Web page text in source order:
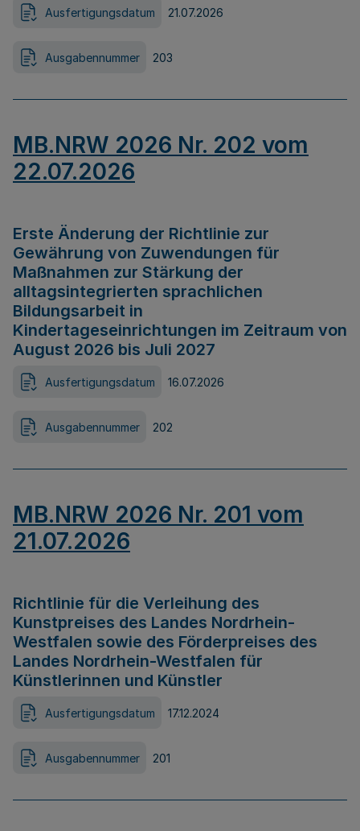
Ausfertigungsdatum 21.07.2026
Ausgabennummer 203
MB.NRW 2026 Nr. 202 vom
22.07.2026
Erste Änderung der Richtlinie zur
Gewährung von Zuwendungen für
Maßnahmen zur Stärkung der
alltagsintegrierten sprachlichen
Bildungsarbeit in
Kindertageseinrichtungen im Zeitraum von
August 2026 bis Juli 2027
Ausfertigungsdatum 16.07.2026
Ausgabennummer 202
MB.NRW 2026 Nr. 201 vom
21.07.2026
Richtlinie für die Verleihung des
Kunstpreises des Landes Nordrhein-
Westfalen sowie des Förderpreises des
Landes Nordrhein-Westfalen für
Künstlerinnen und Künstler
Ausfertigungsdatum 17.12.2024
Ausgabennummer 201